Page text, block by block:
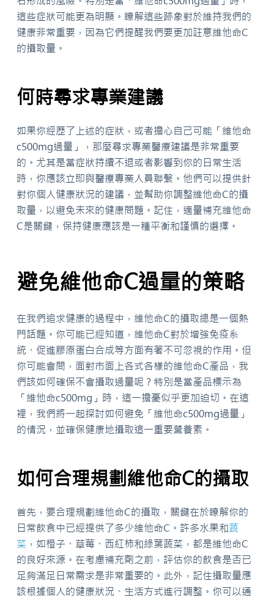
這些症狀可能更為明顯。瞭解這些跡象對於維持我們的
健康非常重要，因為它們提醒我們要更加註意維他命C
的攝取量。
何時尋求專業建議
如果你經歷了上述的症狀，或者擔心自己可能「維他命
c500mg過量」，那麼尋求專業醫療建議是非常重要
的。尤其是當症狀持續不退或者影響到你的日常生活
時，你應該立即與醫療專業人員聯繫。他們可以提供針
對你個人健康狀況的建議，並幫助你調整維他命C的攝
取量，以避免未來的健康問題。記住，適量補充維他命
C是關鍵，保持健康應該是一種平衡和謹慎的選擇。
避免維他命C過量的策略
在我們追求健康的過程中，維他命C的攝取總是一個熱
門話題。你可能已經知道，維他命C對於增強免疫系
統、促進膠原蛋白合成等方面有著不可忽視的作用。但
你可能會問，面對市面上各式各樣的維他命C產品，我
們該如何確保不會攝取過量呢？特別是當產品標示為
「維他命c500mg」時，這一擔憂似乎更加迫切。在這
裡，我們將一起探討如何避免「維他命c500mg過量」
的情況，並確保健康地攝取這一重要營養素。
如何合理規劃維他命C的攝取
首先，要合理規劃維他命C的攝取，關鍵在於瞭解你的
日常飲食中已經提供了多少維他命C。許多水果和蔬
菜 ，如橙子、草莓、西紅柿和綠葉蔬菜，都是維他命C
的良好來源。在考慮補充劑之前，評估你的飲食是否已
足夠滿足日常需求是非常重要的。此外，記住攝取量應
該根據個人的健康狀況、生活方式進行調整。你可以通